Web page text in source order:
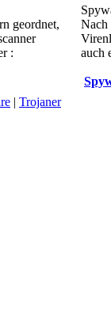
geordnet,
:
Nach
auch
| Trojaner